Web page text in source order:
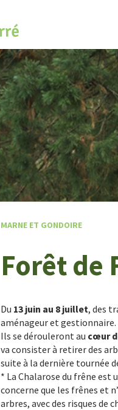
MARNE ET GONDOIRE
Forêt de
Du 13 juin au 8 juillet, des
aménageur et gestionnaire.
Ils se dérouleront au cœur
va consister à retirer des
suite à la dernière tournée
* La Chalarose du frêne est
concerne que les frênes et
arbres, avec des risques de